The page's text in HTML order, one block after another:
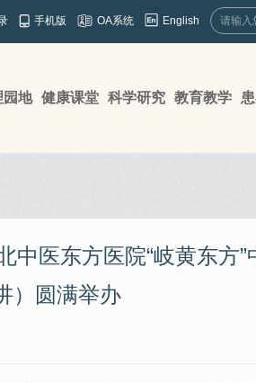
手机版 OA系统 English
园地 健康课堂 科学研究 教育教学
医东方医院“岐黄东方”
）圆满举办